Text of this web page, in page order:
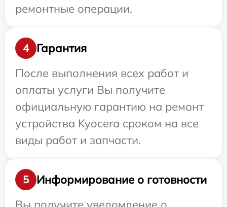
ремонтные операции.
4
Гарантия
После выполнения всех работ и
оплаты услуги Вы получите
официальную гарантию на ремонт
устройства Kyocera сроком на все
виды работ и запчасти.
5
Информирование о готовности